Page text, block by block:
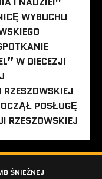
WYBUCHU
W DIECEZJI
POSŁUGĘ
RZESZOWSKIEJ
ŚNIEŻNEJ